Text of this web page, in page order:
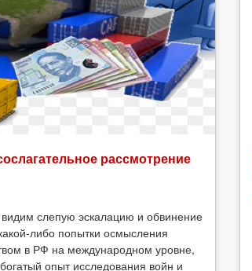
рассмотрение
слепую эскалацию и обвинение
либо попытки осмысления
в РФ на международном уровне,
опыт исследования войн и